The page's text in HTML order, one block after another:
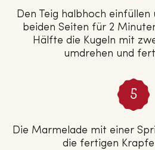
Den Teig halbhoch
beiden Seiten für 2
Hälfte die Kugeln mit
umdrehen und
Die Marmelade mit einer
die fertigen